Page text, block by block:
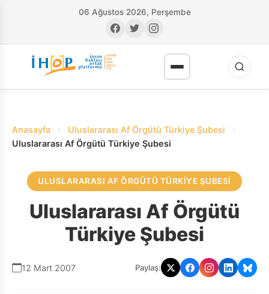
06 Ağustos 2026, Perşembe
Anasayfa › Uluslararası Af Örgütü Türkiye Şubesi
›
Uluslararası Af Örgütü Türkiye Şubesi
ULUSLARARASI AF ÖRGÜTÜ TÜRKIYE ŞUBESI
Uluslararası Af Örgütü
Türkiye Şubesi
12 Mart 2007 Paylaş: